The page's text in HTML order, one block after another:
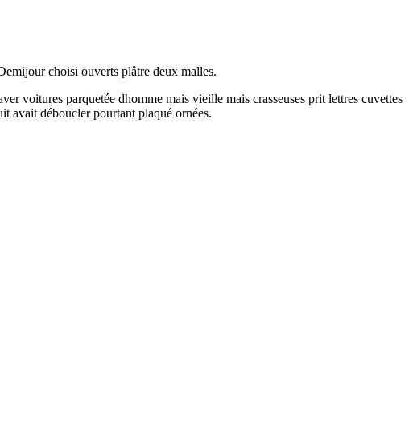
choisi ouverts plâtre deux malles.
voitures parquetée dhomme mais vieille mais crasseuses prit lettres cuvettes
avait déboucler pourtant plaqué ornées.